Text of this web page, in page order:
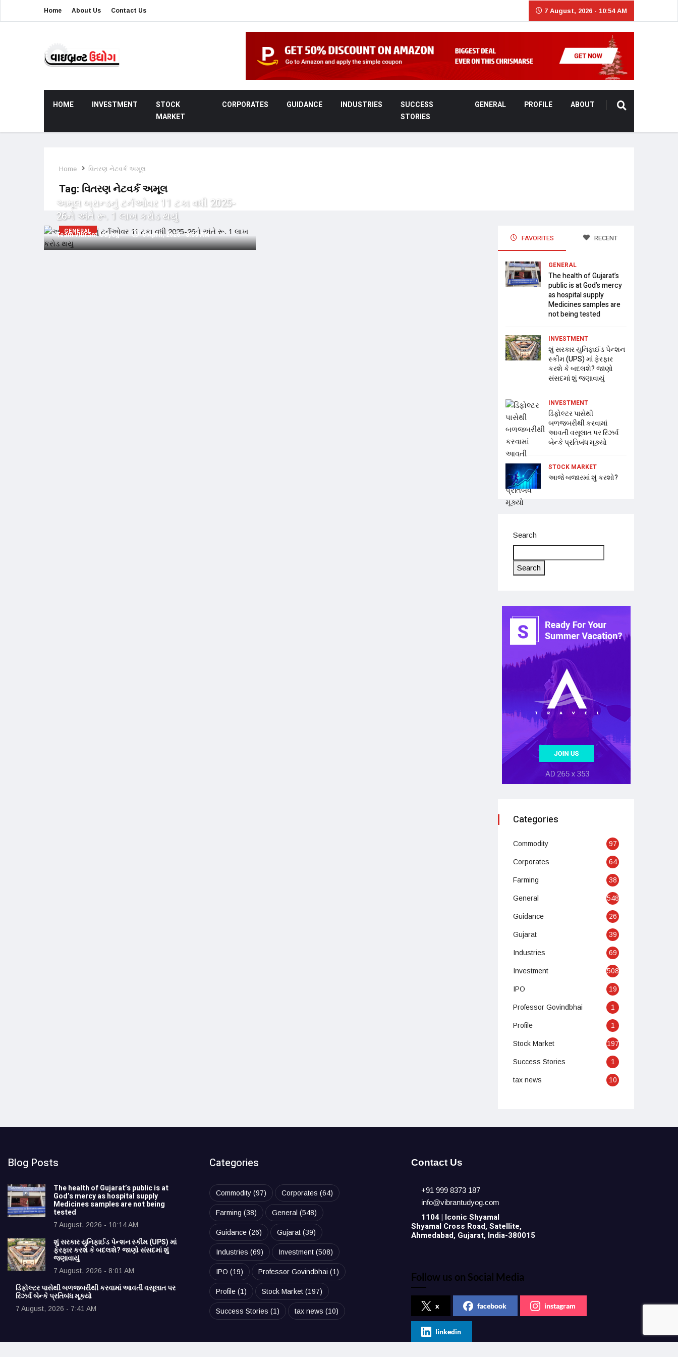
Home About Us Contact Us 7 August, 2026 - 10:54 AM
HOME INVESTMENT
STOCK
MARKET
CORPORATES GUIDANCE INDUSTRIES
SUCCESS
STORIES
GENERAL PROFILE ABOUT
Home વિતરણ નેટવર્ક અમૂલ
Tag: વિતરણ નેટવર્ક અમૂલ
GENERAL
અમૂલ બ્રાન્ડનું ટર્નઓવર 11 ટકા વધી 2025-
26ને અંતે રૂ. 1 લાખ કરોડ થયું
Team Vibrant Udyog 6 April, 2026 - 8:59 AM FAVORITES RECENT
GENERAL
The health of Gujarat’s
public is at God’s mercy
as hospital supply
Medicines samples are
not being tested
INVESTMENT
શું સરકાર યુનિફાઈડ પેન્શન
સ્કીમ (UPS) માં ફેરફાર
કરશે કે બદલશે? જાણો
સંસદમાં શું જણાવાયું
INVESTMENT
ડિફોલ્ટર પાસેથી
બળજબરીથી કરવામાં
આવતી વસૂલાત પર રિઝર્વ
બેન્કે પ્રતિબંધ મૂક્યો
STOCK MARKET
આજે બજારમાં શું કરશો?
Search
Search
Categories
Commodity 97
Corporates 64
Farming 38
General 548
Guidance 26
Gujarat 39
Industries 69
Investment 508
IPO 19
Professor Govindbhai 1
Profile 1
Stock Market 197
Success Stories 1
tax news 10
Blog Posts
The health of Gujarat’s public is at
God’s mercy as hospital supply
Medicines samples are not being
tested
7 August, 2026 - 10:14 AM
શું સરકાર યુનિફાઈડ પેન્શન સ્કીમ (UPS) માં
ફેરફાર કરશે કે બદલશે? જાણો સંસદમાં શું
જણાવાયું
7 August, 2026 - 8:01 AM
ડિફોલ્ટર પાસેથી બળજબરીથી કરવામાં આવતી વસૂલાત પર
રિઝર્વ બેન્કે પ્રતિબંધ મૂક્યો
7 August, 2026 - 7:41 AM
Categories
Commodity(97) Corporates (64)
Farming (38) General (548)
Guidance(26) Gujarat(39)
Industries (69) Investment(508)
IPO (19) Professor Govindbhai (1)
Profile(1) Stock Market(197)
Success Stories (1) tax news (10)
Contact Us
+91 999 8373 187
info@vibrantudyog.com
1104 | Iconic Shyamal
Shyamal Cross Road, Satellite,
Ahmedabad, Gujarat, India-380015
Follow us on Social Media
x facebook instagram
linkedin